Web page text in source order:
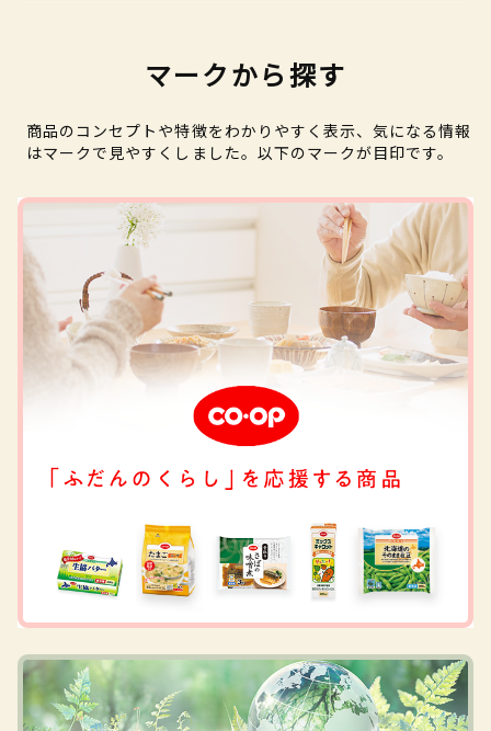
マークから探す
商品のコンセプトや特徴をわかりやすく表示、気になる情報
はマークで見やすくしました。以下のマークが目印です。